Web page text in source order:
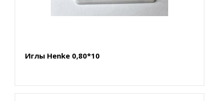
Иглы Henke 0,80*10